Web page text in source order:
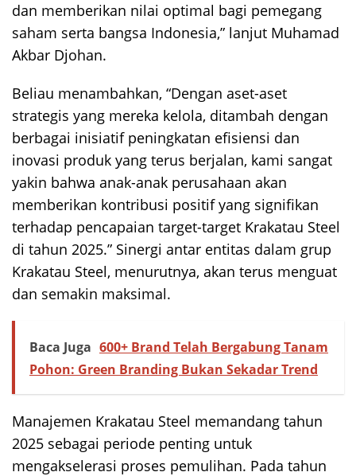
dan memberikan nilai optimal bagi pemegang
saham serta bangsa Indonesia,” lanjut Muhamad
Akbar Djohan.
Beliau menambahkan, “Dengan aset-aset
strategis yang mereka kelola, ditambah dengan
berbagai inisiatif peningkatan efisiensi dan
inovasi produk yang terus berjalan, kami sangat
yakin bahwa anak-anak perusahaan akan
memberikan kontribusi positif yang signifikan
terhadap pencapaian target-target Krakatau Steel
di tahun 2025.” Sinergi antar entitas dalam grup
Krakatau Steel, menurutnya, akan terus menguat
dan semakin maksimal.
Baca Juga 600+ Brand Telah Bergabung Tanam
Pohon: Green Branding Bukan Sekadar Trend
Manajemen Krakatau Steel memandang tahun
2025 sebagai periode penting untuk
mengakselerasi proses pemulihan. Pada tahun